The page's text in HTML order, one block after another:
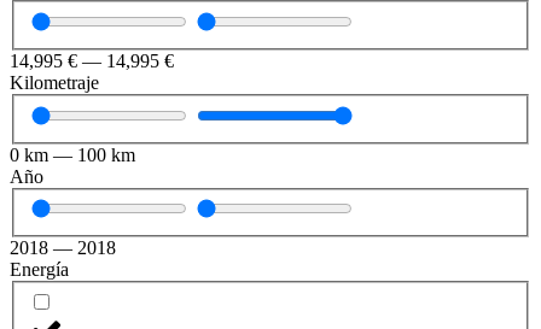
14,995 € — 14,995 €
Kilometraje
0 km — 100 km
Año
2018 — 2018
Energía